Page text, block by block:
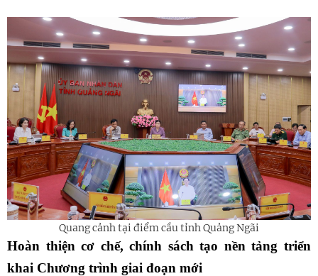
Quang cảnh tại điểm cầu tỉnh Quảng Ngãi
Hoàn thiện cơ chế, chính sách tạo nền tảng triển
khai Chương trình giai đoạn mới